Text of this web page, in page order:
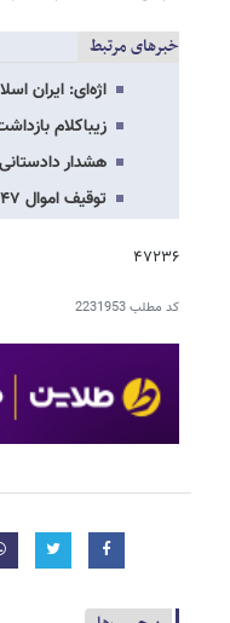
خبرهای مرتبط
اژه‌ای: ایران
زیباکلام
هشدار
توقیف اموال ۴۷ نفر در این استان
۴۷۲۳۶
کد مطلب2231953